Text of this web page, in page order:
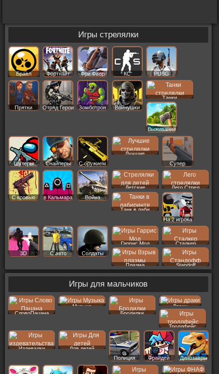
Игры стрелялки
Бравл
Старс
Фортнайт Фри Фаер КС PUBG
Прятки Отряд Герои Зомботрон Войнушки
Танки
Выживание
Шутеры Снайперы С оружием
Лучшие
Супер
С кровью в Кальмара Война
Детские Лего Стрел
Танк в лаби
На 2 игрока
3D С авто Солдаты
Гаррис Мод Сталкер
Плазма Standoff
Игры для мальчиков
СловоПацана
Музыка
Бродилки
Драки
Троллфейс
Издевалки
Для детей
Полиция
Фрайдей Динозавры